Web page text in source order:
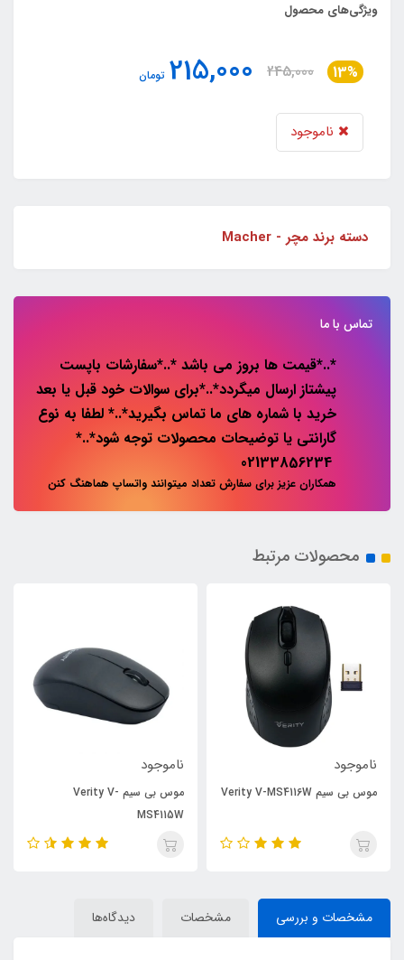
ویژگی‌های محصول
13%
245,000
215,000 تومان
ناموجود
دسته برند مچر - Macher
تماس با ما
*..*قیمت ها بروز می باشد *..*سفارشات باپست
پیشتاز ارسال میگردد*..*برای سوالات خود قبل یا بعد
خرید با شماره های ما تماس بگیرید*..* لطفا به نوع
گارانتی یا توضیحات محصولات توجه شود*..*
همکاران عزیز برای سفارش تعداد میتوانند واتساپ هماهنگ کنن
محصولات مرتبط
ناموجود
موس بی سیم Verity V-MS4116W
ناموجود
موس بی سیم Verity V-
MS4115W
مشخصات و بررسی مشخصات دیدگاه‌ها